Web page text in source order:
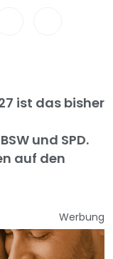
ist das bisher
und SPD.
auf den
Werbung